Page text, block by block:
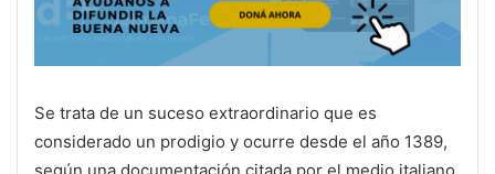
Se trata de un suceso extraordinario que es
considerado un prodigio y ocurre desde el año 1389,